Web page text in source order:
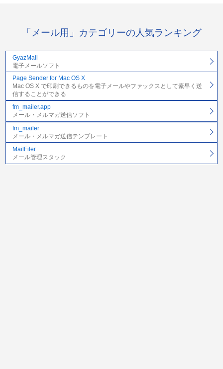
「メール用」カテゴリーの人気ランキング
GyazMail
電子メールソフト
Page Sender for Mac OS X
Mac OS X で印刷できるものを電子メールやファックスとして素早く送
信することができる
fm_mailer.app
メール・メルマガ送信ソフト
fm_mailer
メール・メルマガ送信テンプレート
MailFiler
メール管理スタック